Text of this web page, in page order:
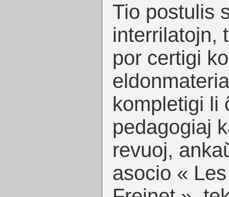
Tio postulis
interrilatojn,
por certigi
kompletigi li
pedagogiaj
revuoj,
asocio «